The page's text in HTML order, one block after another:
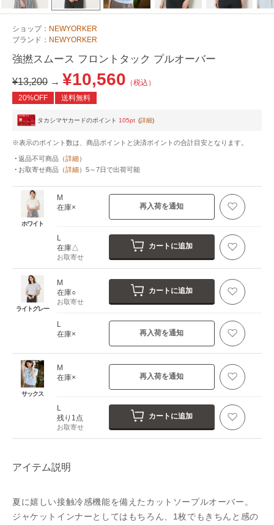
ショップ： NEWYORKER
ブランド： NEWYORKER
強撚スムース フロントタック プルオーバー
¥13,200 → ¥10,560 （税込）
20%OFF
送料無料
タカシマヤカードのポイント 105pt (詳細)
※表示のポイント数は、商品ポイントと決済ポイントの合計目安となります。
返品不可商品 （詳細）
お取寄せ商品 （詳細） 5～7日で出荷可能
ホワイト
M
在庫×
再入荷を通知
L
在庫△
お取寄せ
カートに追加
ライトグレー
M
在庫○
お取寄せ
カートに追加
L
在庫×
再入荷を通知
サックス
M
在庫×
再入荷を通知
L
残り1点
お取寄せ
カートに追加
アイテム説明
夏に嬉しい接触冷感機能を備えたカットソープルオーバー。
ジャケットインナーとしてはもちろん、1枚でもきちんと感の